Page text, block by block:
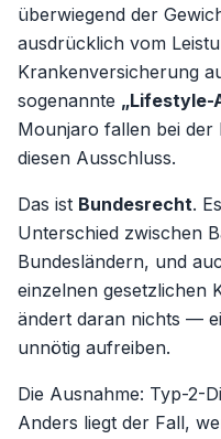
überwiegend der
ausdrücklich vom
Krankenversicherung
sogenannte
Mounjaro fallen bei der
diesen Ausschluss.
Das ist Bundesrecht.
Unterschied zwischen
Bundesländern, und
einzelnen gesetzlichen
ändert daran nichts —
unnötig aufreiben.
Die Ausnahme: Typ-2-
Anders liegt der Fall,